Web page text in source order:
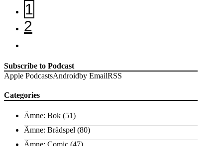
1
2
Subscribe to Podcast
Apple PodcastsAndroidby EmailRSS
Categories
Ämne: Bok (51)
Ämne: Brädspel (80)
Ämne: Comic (47)